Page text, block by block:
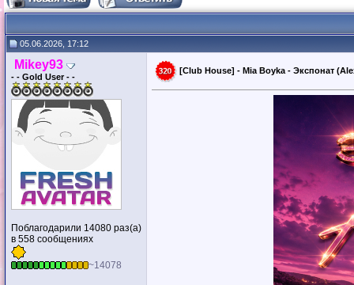
05.06.2026, 17:12
Mikey93
- - Gold User - -
Поблагодарили 14080 раз(а)
в 558 сообщениях
~14078
[Club House] - Mia Boyka - Экспонат